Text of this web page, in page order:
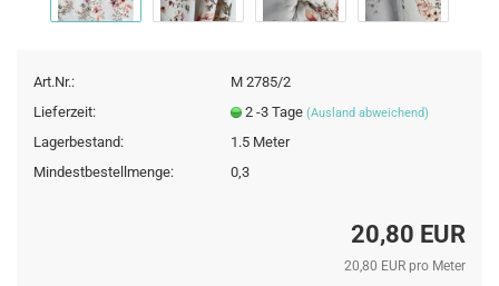
Art.Nr.:
M 2785/2
Lieferzeit:
2 -3 Tage (Ausland abweichend)
Lagerbestand: 1.5 Meter
Mindestbestellmenge:
0,3
20,80 EUR
20,80 EUR pro Meter